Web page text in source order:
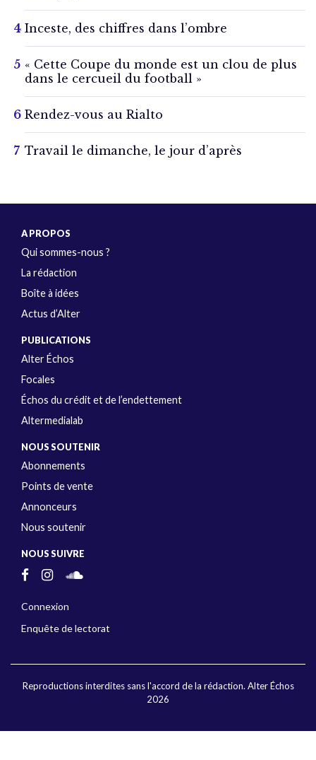
Inceste, des chiffres dans l’ombre
« Cette Coupe du monde est un clou de plus
dans le cercueil du football »
Rendez-vous au Rialto
Travail le dimanche, le jour d’après
A PROPOS
Qui sommes-nous ?
La rédaction
Boîte à idées
Actus d’Alter
PUBLICATIONS
Alter Échos
Focales
Échos du crédit et de l’endettement
Altermedialab
NOUS SOUTENIR
Abonnements
Points de vente
Annonceurs
Nous soutenir
NOUS SUIVRE
Connexion
Enquête de lectorat
Reproductions interdites sans l'accord de la rédaction. Alter Échos
2026